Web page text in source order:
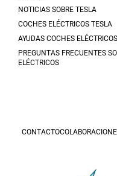
NOTICIAS SOBRE TESLA
COCHES ELÉCTRICOS TESLA
AYUDAS COCHES ELÉCTRICOS
PREGUNTAS FRECUENTES
ELÉCTRICOS
CONTACTO